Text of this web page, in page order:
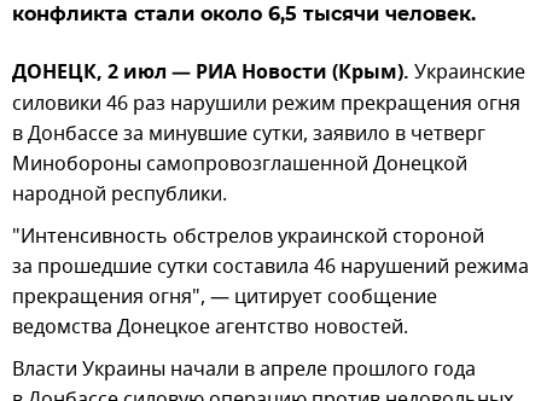
конфликта стали около 6,5 тысячи человек.
ДОНЕЦК, 2 июл — РИА Новости (Крым). Украинские
силовики 46 раз нарушили режим прекращения огня
в Донбассе за минувшие сутки, заявило в четверг
Минобороны самопровозглашенной Донецкой
народной республики.
"Интенсивность обстрелов украинской стороной
за прошедшие сутки составила 46 нарушений режима
прекращения огня", — цитирует сообщение
ведомства Донецкое агентство новостей.
Власти Украины начали в апреле прошлого года